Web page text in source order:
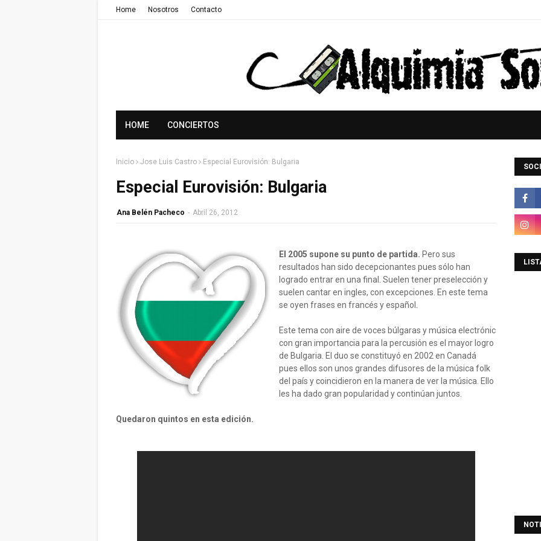
Home Nosotros Contacto
HOME CONCIERTOS
Inicio Jose Luis Castro Especial Eurovisión: Bulgaria
Especial Eurovisión: Bulgaria
Ana Belén Pacheco - Abril 26, 2012
El 2005 supone su punto de partida. Pero sus
resultados han sido decepcionantes pues sólo han
logrado entrar en una final. Suelen tener preselección y
suelen cantar en ingles, con excepciones. En este tema
se oyen frases en francés y español.
Este tema con aire de voces búlgaras y música electrónic
con gran importancia para la percusión es el mayor logro
de Bulgaria. El duo se constituyó en 2002 en Canadá
pues ellos son unos grandes difusores de la música folk
del país y coincidieron en la manera de ver la música. Ello
les ha dado gran popularidad y continúan juntos.
Quedaron quintos en esta edición.